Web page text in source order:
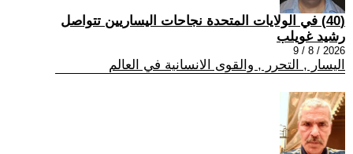
(40) في الولايات المتحدة نجاحات اليساريين تتواصل
رشيد غويلب
2026 / 8 / 9
اليسار , التحرر , والقوى الانسانية في العالم